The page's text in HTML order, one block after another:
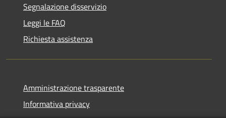
Segnalazione disservizio
Leggi le FAQ
Richiesta assistenza
Amministrazione trasparente
Informativa privacy